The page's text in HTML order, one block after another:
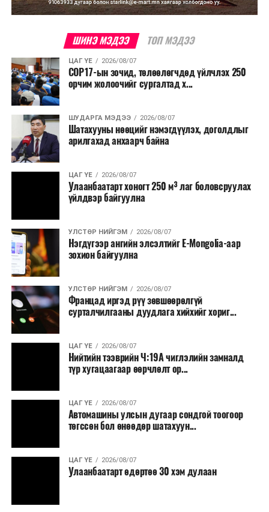
ШИНЭ МЭДЭЭ ТОП МЭДЭЭ
ЦАГ ҮЕ 2026/08/07
COP17-ын зочид, төлөөлөгчдөд үйлчлэх 250
орчим жолоочийг сургалтад х...
ШУДАРГА МЭДЭЭ 2026/08/07
Шатахууны нөөцийг нэмэгдүүлэх, доголдлыг
арилгахад анхаарч байна
ЦАГ ҮЕ 2026/08/07
Улаанбаатарт хоногт 250 м³ лаг боловсруулах
үйлдвэр байгуулна
УЛСТӨР НИЙГЭМ 2026/08/07
Нэгдүгээр ангийн элсэлтийг E-Mongolia-аар
зохион байгуулна
УЛСТӨР НИЙГЭМ 2026/08/07
Францад иргэд рүү зөвшөөрөлгүй
сурталчилгааны дуудлага хийхийг хориг...
ЦАГ ҮЕ 2026/08/07
Нийтийн тээврийн Ч:19А чиглэлийн замналд
түр хугацаагаар өөрчлөлт ор...
ЦАГ ҮЕ 2026/08/07
Автомашины улсын дугаар сондгой тоогоор
төгссөн бол өнөөдөр шатахуун...
ЦАГ ҮЕ 2026/08/07
Улаанбаатарт өдөртөө 30 хэм дулаан